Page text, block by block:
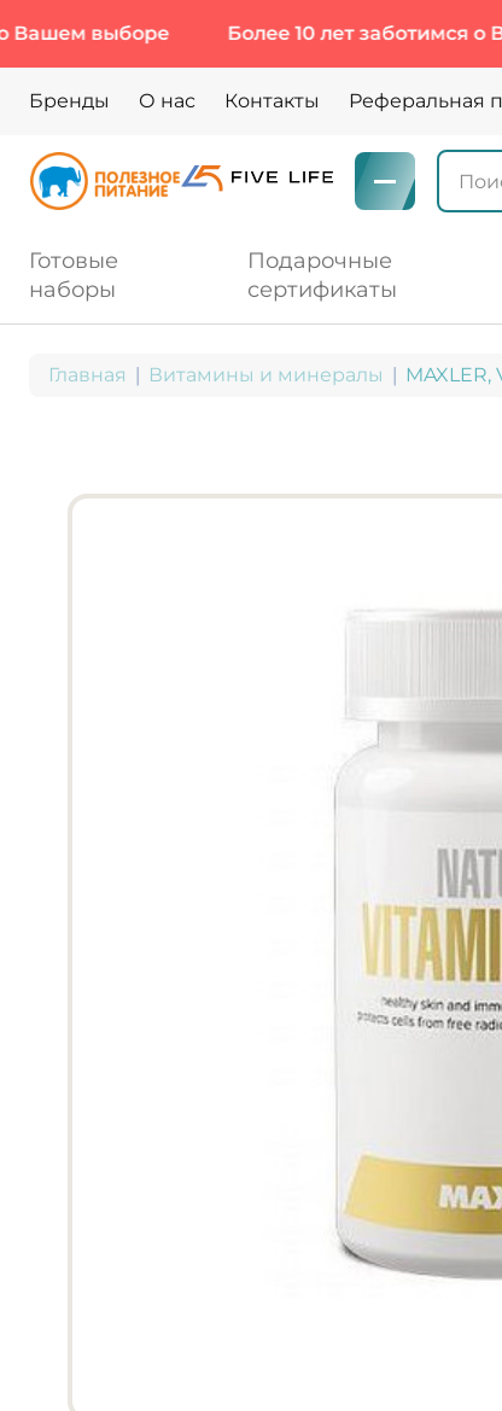
выборе Более 10 лет заботимся о Вашем
Бренды О нас Контакты Реферальная
Готовые
наборы
Подарочные
сертификаты
Главная Витамины и минералы